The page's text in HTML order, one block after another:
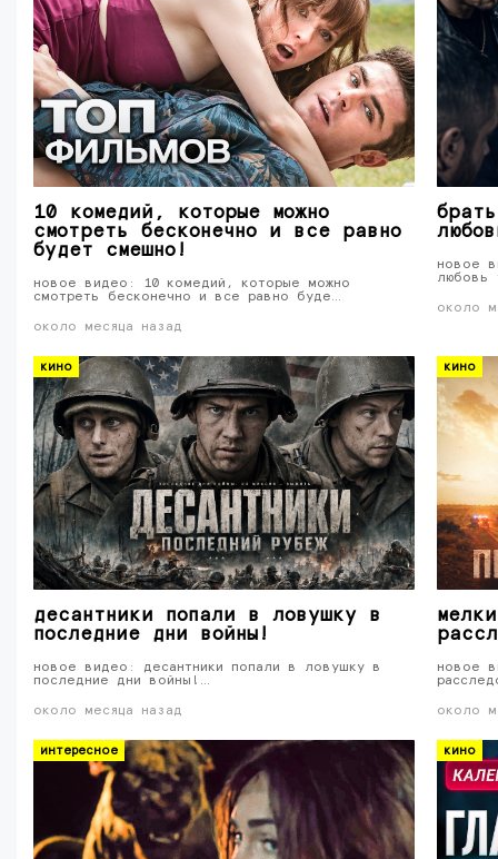
10 комедий, которые можно
смотреть бесконечно и все равно
будет смешно!
новое видео: 10 комедий, которые можно
смотреть бесконечно и все равно буде…
около месяца назад
новое
любовь
около
кино
десантники попали в ловушку в
последние дни войны!
новое видео: десантники попали в ловушку в
последние дни войны!…
около месяца назад
кино
новое
около
интересное кино